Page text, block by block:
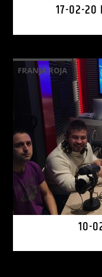
17-02-20
FRANJA ROJA
10-